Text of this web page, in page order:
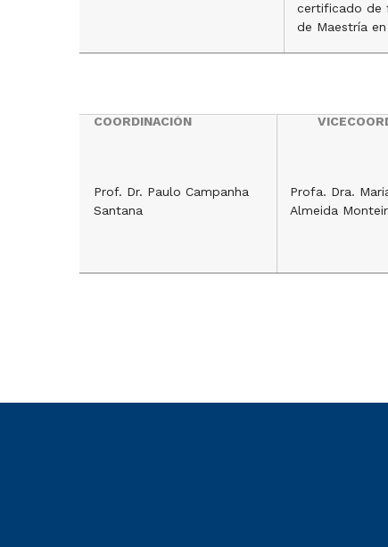
certificado de
de Maestría
COORDINACIÓN
Prof. Dr. Paulo Campanha
Santana
Profa. Dra.
Almeida